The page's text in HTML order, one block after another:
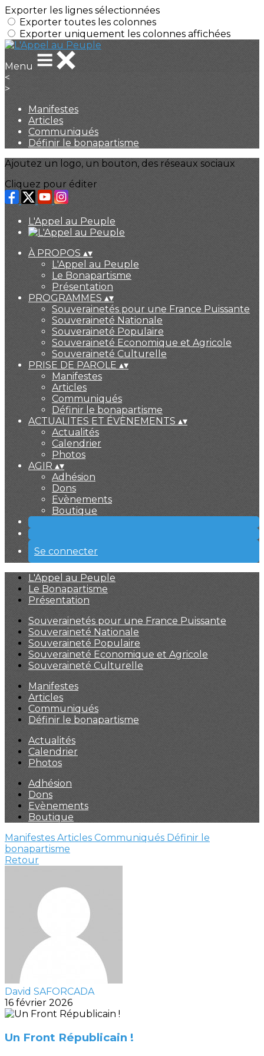
Exporter les lignes sélectionnées
Exporter toutes les colonnes
Exporter uniquement les colonnes affichées
Menu
<
>
Manifestes
Articles
Communiqués
Définir le bonapartisme
Ajoutez un logo, un bouton, des réseaux sociaux
Cliquez pour éditer
L'Appel au Peuple
À PROPOS ▴▾
L'Appel au Peuple
Le Bonapartisme
Présentation
PROGRAMMES ▴▾
Souverainetés pour une France Puissante
Souveraineté Nationale
Souveraineté Populaire
Souveraineté Economique et Agricole
Souveraineté Culturelle
PRISE DE PAROLE ▴▾
Manifestes
Articles
Communiqués
Définir le bonapartisme
ACTUALITES ET ÉVÈNEMENTS ▴▾
Actualités
Calendrier
Photos
AGIR ▴▾
Adhésion
Dons
Evènements
Boutique
Se connecter
L'Appel au Peuple
Le Bonapartisme
Présentation
Souverainetés pour une France Puissante
Souveraineté Nationale
Souveraineté Populaire
Souveraineté Economique et Agricole
Souveraineté Culturelle
Manifestes
Articles
Communiqués
Définir le bonapartisme
Actualités
Calendrier
Photos
Adhésion
Dons
Evènements
Boutique
Manifestes Articles Communiqués Définir le
bonapartisme
Retour
David SAFORCADA
16 février 2026
Un Front Républicain !